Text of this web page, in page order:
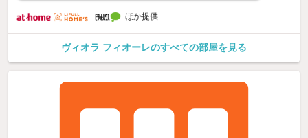
ほか提供
ヴィオラ フィオーレのすべての部屋を見る